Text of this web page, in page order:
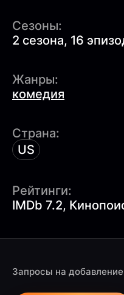
Сезоны:
2 сезона, 16
Жанры:
комедия
Страна:
US
Рейтинги:
IMDb 7.2,
Запросы на добавление